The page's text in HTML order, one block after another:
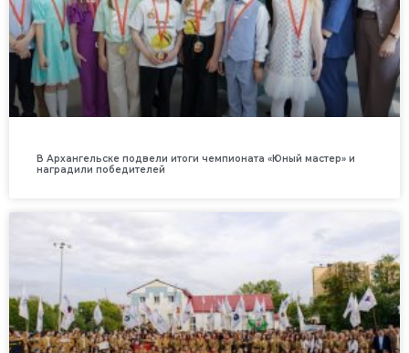
В Архангельске подвели итоги чемпионата «Юный мастер» и
наградили победителей